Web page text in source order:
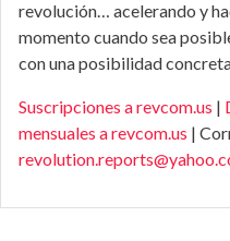
revolución… acelerando y
momento cuando sea
con una posibilidad
Suscripciones a revcom.us |
mensuales a revcom.us |